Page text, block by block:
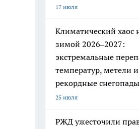
17 июля
Климатический хаос
зимой 2026–2027:
экстремальные
температур, метели и
рекордные снегопады
25 июля
РЖД ужесточили